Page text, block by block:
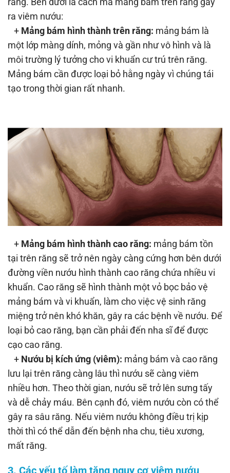
ra viêm nướu:
+ Mảng bám hình thành trên răng: mảng bám là
một lớp màng dính, mỏng và gần như vô hình và là
môi trường lý tưởng cho vi khuẩn cư trú trên răng.
Mảng bám cần được loại bỏ hằng ngày vì chúng tái
tạo trong thời gian rất nhanh.
+ Mảng bám hình thành cao răng: mảng bám tồn
tại trên răng sẽ trở nên ngày càng cứng hơn bên dưới
đường viền nướu hình thành cao răng chứa nhiều vi
khuẩn. Cao răng sẽ hình thành một vỏ bọc bảo vệ
mảng bám và vi khuẩn, làm cho việc vệ sinh răng
miệng trở nên khó khăn, gây ra các bệnh về nướu. Để
loại bỏ cao răng, bạn cần phải đến nha sĩ để được
cạo cao răng.
+ Nướu bị kích ứng (viêm): mảng bám và cao răng
lưu lại trên răng càng lâu thì nướu sẽ càng viêm
nhiều hơn. Theo thời gian, nướu sẽ trở lên sưng tấy
và dễ chảy máu. Bên cạnh đó, viêm nướu còn có thể
gây ra sâu răng. Nếu viêm nướu không điều trị kịp
thời thì có thể dẫn đến bệnh nha chu, tiêu xương,
mất răng.
3. Các yếu tố làm tăng nguy cơ viêm nướu